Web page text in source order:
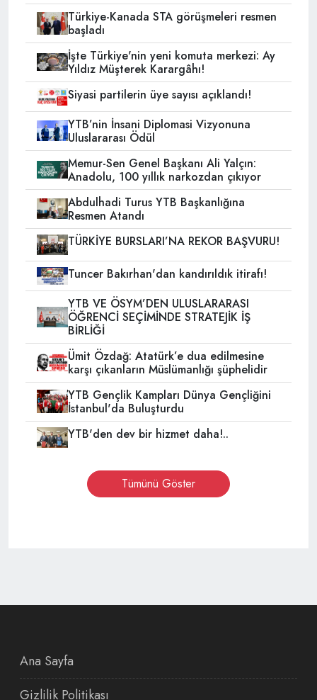
Türkiye-Kanada STA görüşmeleri resmen
başladı
İşte Türkiye'nin yeni komuta merkezi: Ay
Yıldız Müşterek Karargâhı!
Siyasi partilerin üye sayısı açıklandı!
YTB’nin İnsani Diplomasi Vizyonuna
Uluslararası Ödül
Memur-Sen Genel Başkanı Ali Yalçın:
Anadolu, 100 yıllık narkozdan çıkıyor
Abdulhadi Turus YTB Başkanlığına
Resmen Atandı
TÜRKİYE BURSLARI’NA REKOR BAŞVURU!
Tuncer Bakırhan'dan kandırıldık itirafı!
YTB VE ÖSYM’DEN ULUSLARARASI
ÖĞRENCİ SEÇİMİNDE STRATEJİK İŞ
BİRLİĞİ
Ümit Özdağ: Atatürk’e dua edilmesine
karşı çıkanların Müslümanlığı şüphelidir
YTB Gençlik Kampları Dünya Gençliğini
İstanbul'da Buluşturdu
YTB'den dev bir hizmet daha!..
Tümünü Göster
Ana Sayfa
Gizlilik Politikası